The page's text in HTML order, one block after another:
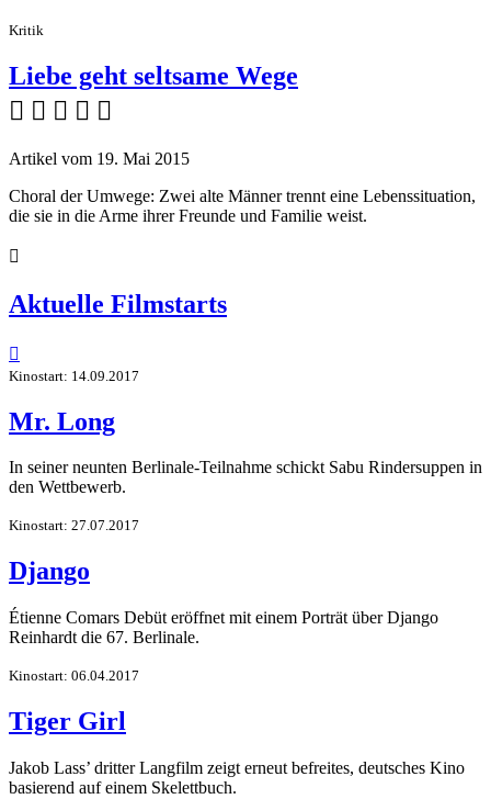
Kritik
Liebe geht seltsame Wege
    
Artikel vom 19. Mai 2015
Choral der Umwege: Zwei alte Männer trennt eine Lebenssituation,
die sie in die Arme ihrer Freunde und Familie weist.

Aktuelle Filmstarts

Kinostart: 14.09.2017
Mr. Long
In seiner neunten Berlinale-Teilnahme schickt Sabu Rindersuppen in
den Wettbewerb.
Kinostart: 27.07.2017
Django
Étienne Comars Debüt eröffnet mit einem Porträt über Django
Reinhardt die 67. Berlinale.
Kinostart: 06.04.2017
Tiger Girl
Jakob Lass’ dritter Langfilm zeigt erneut befreites, deutsches Kino
basierend auf einem Skelettbuch.